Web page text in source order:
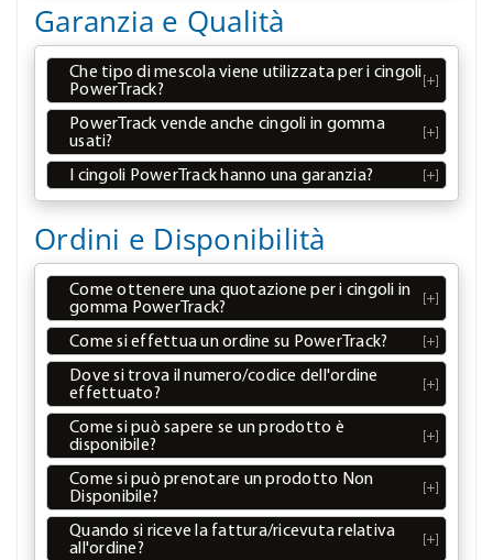
Garanzia e Qualità
Che tipo di mescola viene utilizzata per i cingoli
PowerTrack?
PowerTrack vende anche cingoli in gomma
usati?
I cingoli PowerTrack hanno una garanzia?
Ordini e Disponibilità
Come ottenere una quotazione per i cingoli in
gomma PowerTrack?
Come si effettua un ordine su PowerTrack?
Dove si trova il numero/codice dell'ordine
effettuato?
Come si può sapere se un prodotto è
disponibile?
Come si può prenotare un prodotto Non
Disponibile?
Quando si riceve la fattura/ricevuta relativa
all'ordine?